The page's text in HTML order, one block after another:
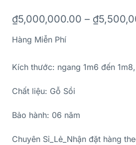
₫5,000,000.00 – ₫
Hàng Miễn Phí
Kích thước: ngang 1m6 đến
Chất liệu: Gỗ Sồi
Bảo hành: 06 năm
Chuyên Sỉ_Lẻ_Nhận đặt hàng